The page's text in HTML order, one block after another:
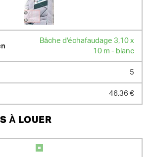
Bâche d'échafaudage 3,10 x
10 m - blanc
5
46,36 €
À LOUER